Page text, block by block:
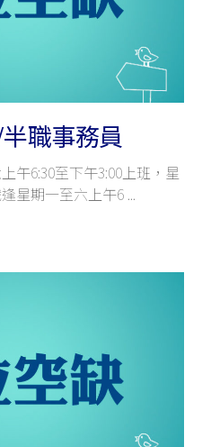
職事務員
午6:30至下午3:00上班，星
星期一至六上午6